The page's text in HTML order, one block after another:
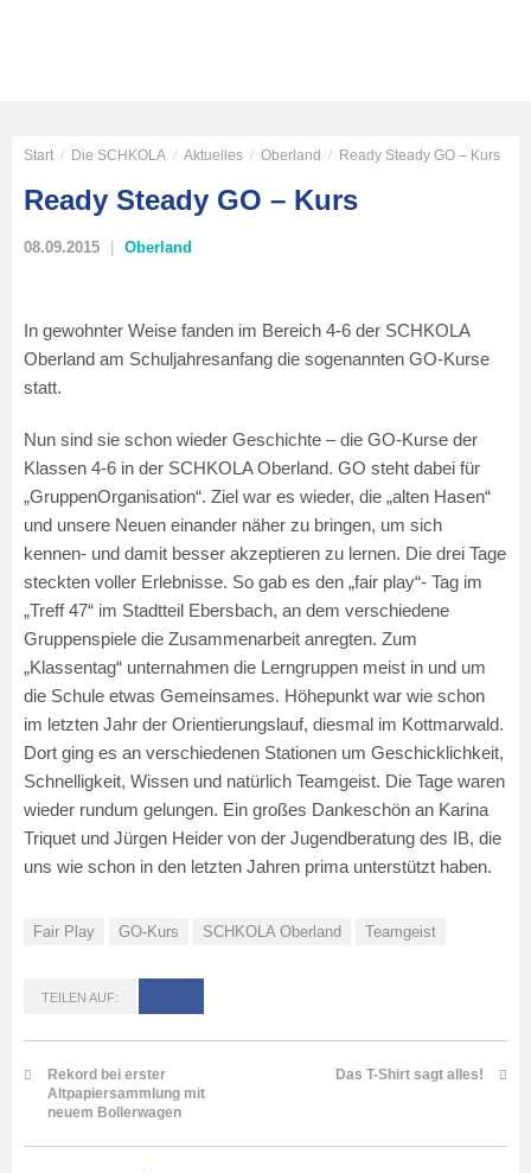
Start / Die SCHKOLA / Aktuelles / Oberland / Ready Steady GO – Kurs
Ready Steady GO – Kurs
08.09.2015 Oberland
In gewohnter Weise fanden im Bereich 4-6 der SCHKOLA
Oberland am Schuljahresanfang die sogenannten GO-Kurse
statt.
Nun sind sie schon wieder Geschichte – die GO-Kurse der
Klassen 4-6 in der SCHKOLA Oberland. GO steht dabei für
„GruppenOrganisation“. Ziel war es wieder, die „alten Hasen“
und unsere Neuen einander näher zu bringen, um sich
kennen- und damit besser akzeptieren zu lernen. Die drei Tage
steckten voller Erlebnisse. So gab es den „fair play“- Tag im
„Treff 47“ im Stadtteil Ebersbach, an dem verschiedene
Gruppenspiele die Zusammenarbeit anregten. Zum
„Klassentag“ unternahmen die Lerngruppen meist in und um
die Schule etwas Gemeinsames. Höhepunkt war wie schon
im letzten Jahr der Orientierungslauf, diesmal im Kottmarwald.
Dort ging es an verschiedenen Stationen um Geschicklichkeit,
Schnelligkeit, Wissen und natürlich Teamgeist. Die Tage waren
wieder rundum gelungen. Ein großes Dankeschön an Karina
Triquet und Jürgen Heider von der Jugendberatung des IB, die
uns wie schon in den letzten Jahren prima unterstützt haben.
Fair Play GO-Kurs SCHKOLA Oberland Teamgeist
TEILEN AUF:
Rekord bei erster
Altpapiersammlung mit
neuem Bollerwagen
Das T-Shirt sagt alles!